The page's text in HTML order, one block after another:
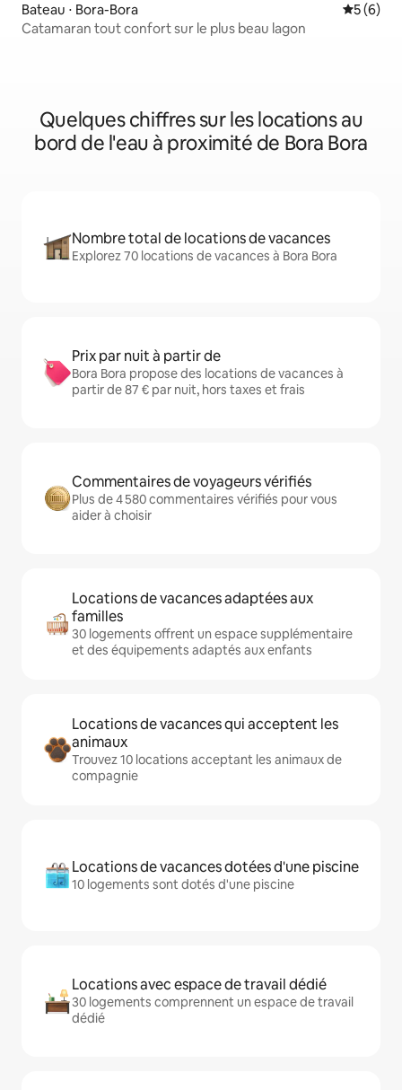
Bateau ⋅ Bora-Bora
5 (6)
Catamaran tout confort sur le plus beau lagon
Quelques chiffres sur les locations au
bord de l'eau à proximité de Bora Bora
Nombre total de locations de vacances
Explorez 70 locations de vacances à Bora Bora
Prix par nuit à partir de
Bora Bora propose des locations de vacances à
partir de 87 € par nuit, hors taxes et frais
Commentaires de voyageurs vérifiés
Plus de 4 580 commentaires vérifiés pour vous
aider à choisir
Locations de vacances adaptées aux
familles
30 logements offrent un espace supplémentaire
et des équipements adaptés aux enfants
Locations de vacances qui acceptent les
animaux
Trouvez 10 locations acceptant les animaux de
compagnie
Locations de vacances dotées d'une piscine
10 logements sont dotés d'une piscine
Locations avec espace de travail dédié
30 logements comprennent un espace de travail
dédié